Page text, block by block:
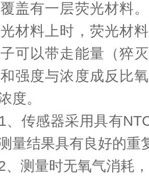
盖有一层荧光材料
材料上时，荧光材
可以带走能量（猝
强度与浓度成反比
度。
感器采用具有NTC
量结果具有良好的重
量时无氧气消耗，